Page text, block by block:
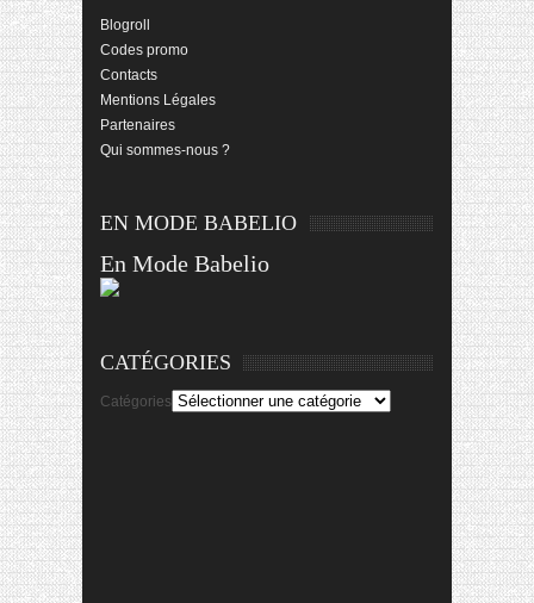
Blogroll
Codes promo
Contacts
Mentions Légales
Partenaires
Qui sommes-nous ?
EN MODE BABELIO
En Mode Babelio
CATÉGORIES
Catégories